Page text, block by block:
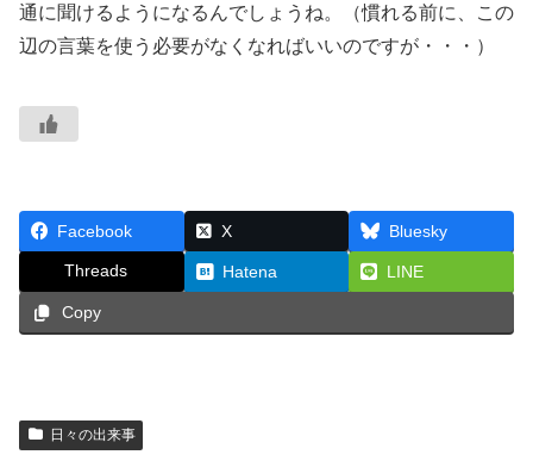
通に聞けるようになるんでしょうね。（慣れる前に、この
辺の言葉を使う必要がなくなればいいのですが・・・）
Facebook X Bluesky
Threads Hatena LINE
Copy
日々の出来事